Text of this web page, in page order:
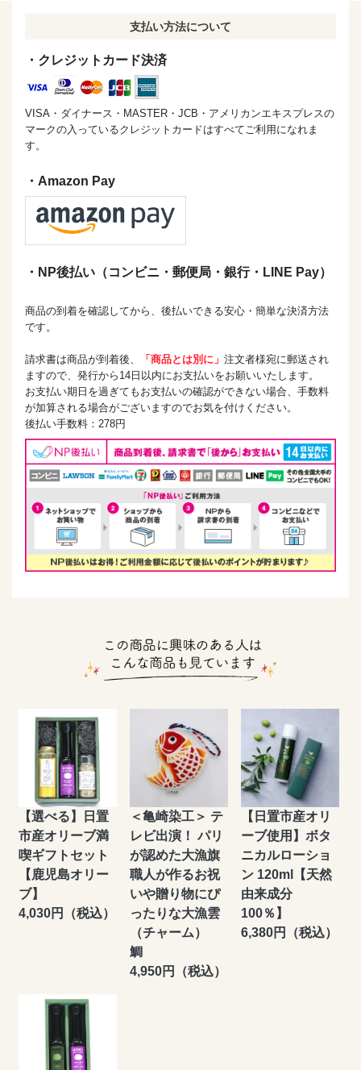
支払い方法について
・クレジットカード決済
VISA・ダイナース・MASTER・JCB・アメリカンエキスプレスの
マークの入っているクレジットカードはすべてご利用になれま
す。
・Amazon Pay
・NP後払い（コンビニ・郵便局・銀行・LINE Pay）
商品の到着を確認してから、後払いできる安心・簡単な決済方法
です。
請求書は商品が到着後、 「商品とは別に」 注文者様宛に郵送され
ますので、発行から14日以内にお支払いをお願いいたします。
お支払い期日を過ぎてもお支払いの確認ができない場合、手数料
が加算される場合がございますのでお気を付けください。
後払い手数料：278円
【選べる】日置
市産オリーブ満
喫ギフトセット
【鹿児島オリー
ブ】
4,030円（税込）
＜亀崎染工＞ テ
レビ出演！ パリ
が認めた大漁旗
職人が作るお祝
いや贈り物にぴ
ったりな大漁雲
（チャーム）
鯛
4,950円（税込）
【日置市産オリ
ーブ使用】ボタ
ニカルローショ
ン 120ml【天然
由来成分
100％】
6,380円（税込）